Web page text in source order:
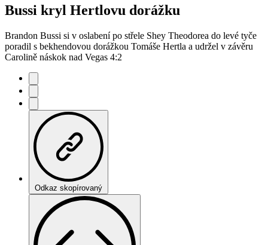
Bussi kryl Hertlovu dorážku
Brandon Bussi si v oslabení po střele Shey Theodorea do levé tyče
poradil s bekhendovou dorážkou Tomáše Hertla a udržel v závěru
Carolině náskok nad Vegas 4:2
Odkaz skopírovaný